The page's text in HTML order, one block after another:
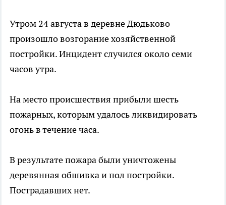
Утром 24 августа в деревне Дюдьково
произошло возгорание хозяйственной
постройки. Инцидент случился около семи
часов утра.
На место происшествия прибыли шесть
пожарных, которым удалось ликвидировать
огонь в течение часа.
В результате пожара были уничтожены
деревянная обшивка и пол постройки.
Пострадавших нет.